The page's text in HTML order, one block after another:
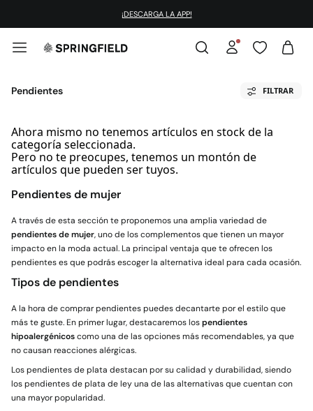
¡DESCARGA LA APP!
Pendientes FILTRAR
Ahora mismo no tenemos artículos en stock de la
categoría seleccionada.
Pero no te preocupes, tenemos un montón de
artículos que pueden ser tuyos.
Pendientes de mujer
A través de esta sección te proponemos una amplia variedad de
pendientes de mujer, uno de los complementos que tienen un mayor
impacto en la moda actual. La principal ventaja que te ofrecen los
pendientes es que podrás escoger la alternativa ideal para cada ocasión.
Tipos de pendientes
A la hora de comprar pendientes puedes decantarte por el estilo que
más te guste. En primer lugar, destacaremos lospendientes
hipoalergénicoscomo una de las opciones más recomendables, ya que
no causan reacciones alérgicas.
Los pendientes de plata destacan por su calidad y durabilidad, siendo
los pendientes de plata de ley una de las alternativas que cuentan con
una mayor popularidad.